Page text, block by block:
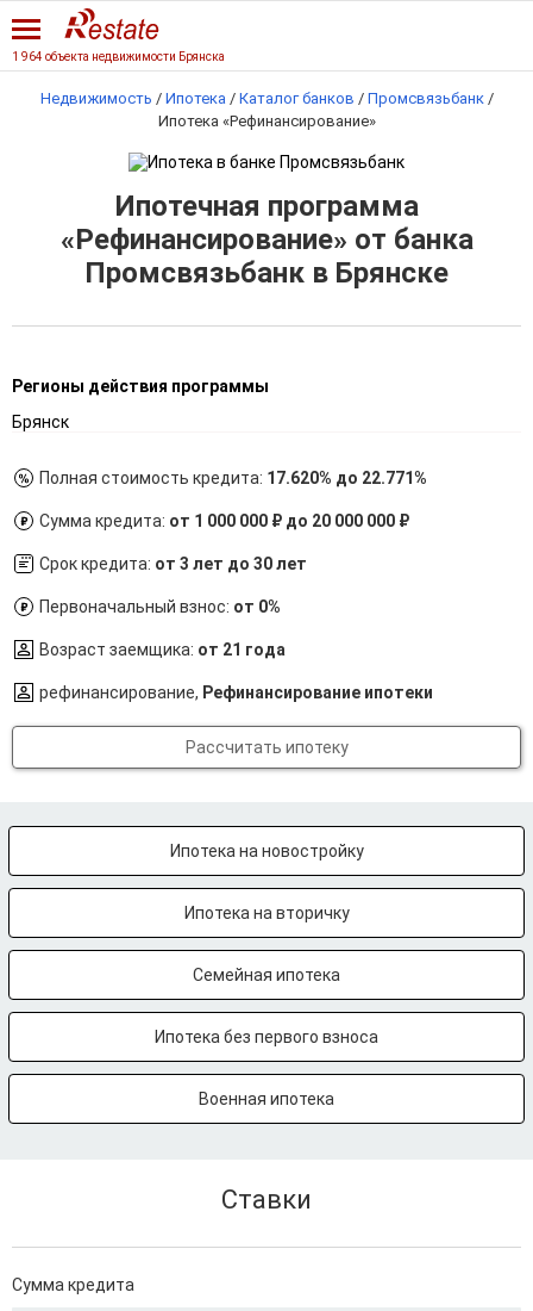
1 964 объекта недвижимости Брянска
Недвижимость / Ипотека / Каталог банков / Промсвязьбанк /
Ипотека «Рефинансирование»
Ипотечная программа
«Рефинансирование» от банка
Промсвязьбанк в Брянске
Регионы действия программы
Брянск
Полная стоимость кредита: 17.620% до 22.771%
Сумма кредита: от 1 000 000 ₽ до 20 000 000 ₽
Срок кредита: от 3 лет до 30 лет
Первоначальный взнос: от 0%
Возраст заемщика: от 21 года
рефинансирование, Рефинансирование ипотеки
Рассчитать ипотеку
Ипотека на новостройку
Ипотека на вторичку
Семейная ипотека
Ипотека без первого взноса
Военная ипотека
Ставки
Сумма кредита